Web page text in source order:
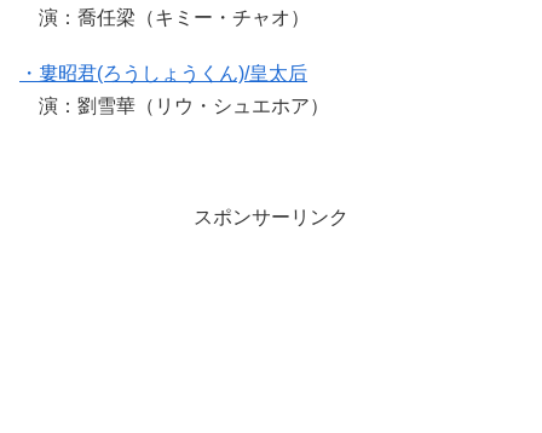
演：喬任梁（キミー・チャオ）
・婁昭君(ろうしょうくん)/皇太后
演：劉雪華（リウ・シュエホア）
スポンサーリンク